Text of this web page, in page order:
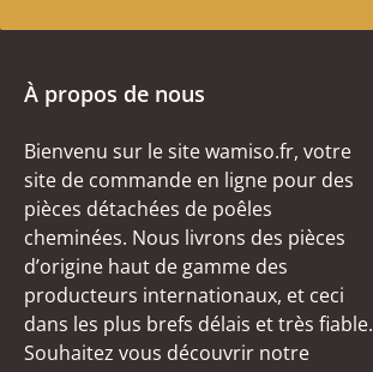
À propos de nous
Bienvenu sur le site wamiso.fr, votre
site de commande en ligne pour des
pièces détachées de poêles
cheminées. Nous livrons des pièces
d’origine haut de gamme des
producteurs internationaux, et ceci
dans les plus brefs délais et très fiable.
Souhaitez vous découvrir notre